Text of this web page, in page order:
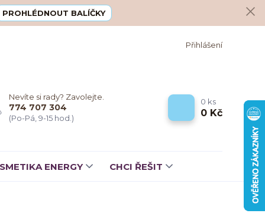
PROHLÉDNOUT BALÍČKY
Přihlášení
Nevíte si rady? Zavolejte.
774 707 304
(Po-Pá, 9-15 hod.)
0 ks
0 Kč
ENERGY CHCI ŘEŠIT